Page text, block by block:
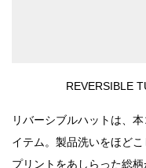
REVERSIBLE
リバーシブルハットは、
イテム。製品洗いをほど
プリントをあしらった総柄